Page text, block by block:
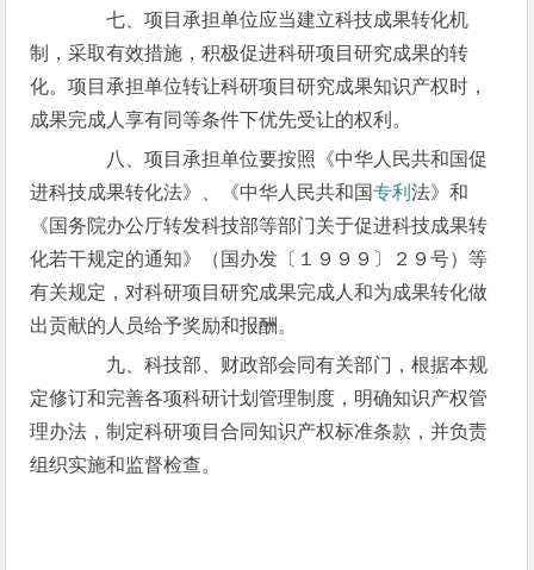
七、项目承担单位应当建立科技成果转化机
制，采取有效措施，积极促进科研项目研究成果的转
化。项目承担单位转让科研项目研究成果知识产权时，
成果完成人享有同等条件下优先受让的权利。
八、项目承担单位要按照《中华人民共和国促
进科技成果转化法》、《中华人民共和国专利法》和
《国务院办公厅转发科技部等部门关于促进科技成果转
化若干规定的通知》（国办发〔１９９９〕２９号）等
有关规定，对科研项目研究成果完成人和为成果转化做
出贡献的人员给予奖励和报酬。
九、科技部、财政部会同有关部门，根据本规
定修订和完善各项科研计划管理制度，明确知识产权管
理办法，制定科研项目合同知识产权标准条款，并负责
组织实施和监督检查。